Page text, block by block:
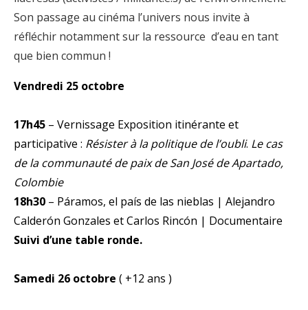
Son passage au cinéma l’univers nous invite à
réfléchir notamment sur la ressource d’eau en tant
que bien commun !
Vendredi 25 octobre
17h45 – Vernissage Exposition itinérante et
participative : Résister à la politique de l’oubli. Le cas
de la communauté de paix de San José de Apartado,
Colombie
18h30 – Páramos, el país de las nieblas | Alejandro
Calderón Gonzales et Carlos Rincón | Documentaire
Suivi d’une table ronde.
Samedi 26 octobre ( +12 ans )